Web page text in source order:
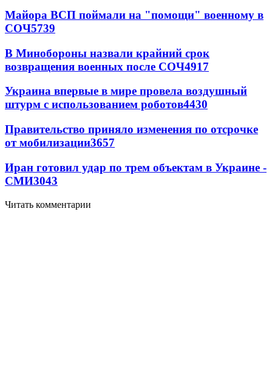
Майора ВСП поймали на "помощи" военному в
СОЧ5739
В Минобороны назвали крайний срок
возвращения военных после СОЧ4917
Украина впервые в мире провела воздушный
штурм с использованием роботов4430
Правительство приняло изменения по отсрочке
от мобилизации3657
Иран готовил удар по трем объектам в Украине -
СМИ3043
Читать комментарии